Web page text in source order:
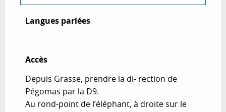
Langues parlées
Langues parlées
Accès
Accès
Depuis Grasse, prendre la di- rection de
Pégomas par la D9.
Au rond-point de l’éléphant, à droite sur le